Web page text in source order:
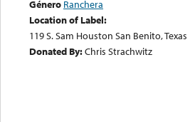
Género Ranchera
Location of Label:
119 S. Sam Houston San Benito, Texas
Donated By:Chris Strachwitz